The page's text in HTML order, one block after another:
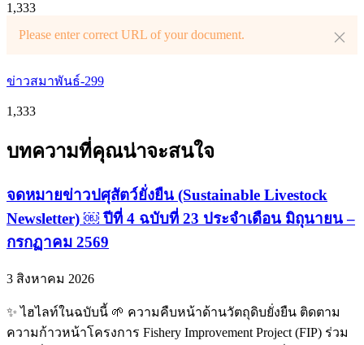
1,333
Please enter correct URL of your document.
ข่าวสมาพันธ์-299
1,333
บทความที่คุณน่าจะสนใจ
จดหมายข่าวปศุสัตว์ยั่งยืน (Sustainable Livestock
Newsletter) ￼ ปีที่ 4 ฉบับที่ 23 ประจำเดือน มิถุนายน –
กรกฏาคม 2569
3 สิงหาคม 2026
✨ ไฮไลท์ในฉบับนี้ 🌱 ความคืบหน้าด้านวัตถุดิบยั่งยืน ติดตาม
ความก้าวหน้าโครงการ Fishery Improvement Project (FIP) ร่วม